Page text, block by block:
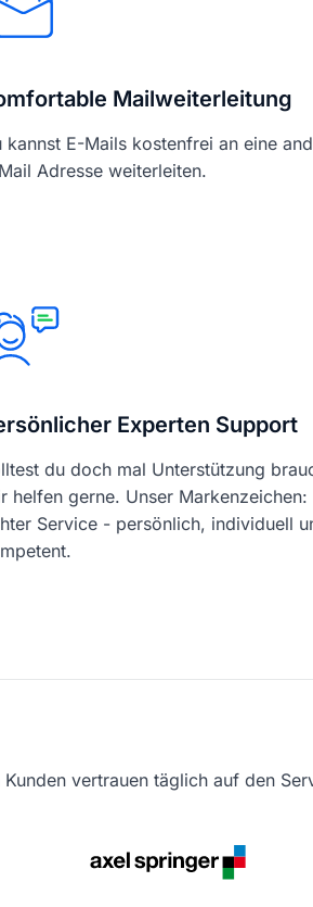
Mailweiterleitung
kannst E-Mails kostenfrei an eine
Adresse weiterleiten.
Experten Support
du doch mal Unterstützung
helfen gerne. Unser Markenzeichen:
Service - persönlich, individuell
vertrauen täglich auf den